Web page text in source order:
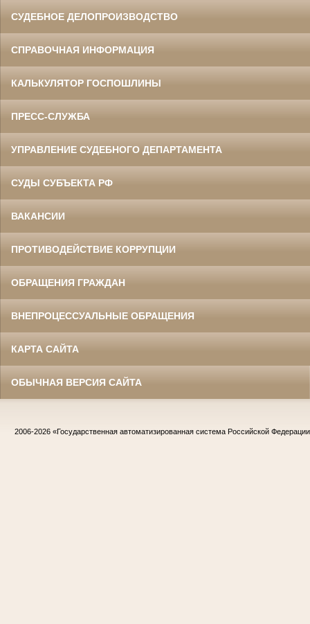
СУДЕБНОЕ ДЕЛОПРОИЗВОДСТВО
СПРАВОЧНАЯ ИНФОРМАЦИЯ
КАЛЬКУЛЯТОР ГОСПОШЛИНЫ
ПРЕСС-СЛУЖБА
УПРАВЛЕНИЕ СУДЕБНОГО ДЕПАРТАМЕНТА
СУДЫ СУБЪЕКТА РФ
ВАКАНСИИ
ПРОТИВОДЕЙСТВИЕ КОРРУПЦИИ
ОБРАЩЕНИЯ ГРАЖДАН
ВНЕПРОЦЕССУАЛЬНЫЕ ОБРАЩЕНИЯ
КАРТА САЙТА
ОБЫЧНАЯ ВЕРСИЯ САЙТА
2006-2026 «Государственная автоматизированная система Российской